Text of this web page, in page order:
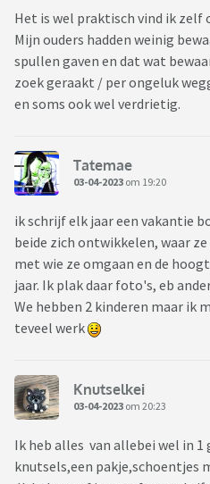
Het is wel praktisch vind ik zelf
Mijn ouders hadden weinig
spullen gaven en dat wat
zoek geraakt / per ongeluk
en soms ook wel verdrietig.
Tatemae
03-04-2023 om 19:20
ik schrijf elk jaar een vakantie
beide zich ontwikkelen, waar
met wie ze omgaan en de
jaar. Ik plak daar foto's, eb
We hebben 2 kinderen maar ik
teveel werk
Knutselkei
03-04-2023 om 20:23
Ik heb alles van allebei wel in
knutsels,een pakje,schoentjes